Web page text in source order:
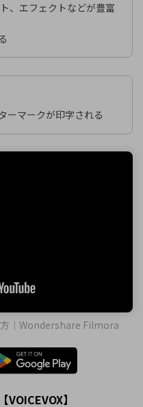
、エフェクトなどが豊富
ーマークが印字される
方｜Wondershare Filmora
】